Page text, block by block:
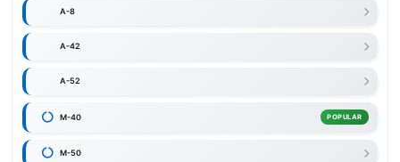
A-8
A-42
A-52
M-40 POPULAR
M-50